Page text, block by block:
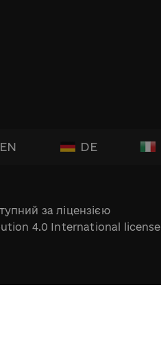
EN DE
за ліцензією
4.0 International license